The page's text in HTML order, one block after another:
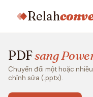
Relah
PDFsang
Chuyển đổi một hoặc
chỉnh sửa (.pptx).